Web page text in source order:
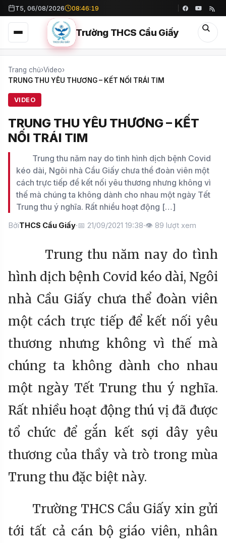
T5, 06/08/2026 08:46:20
Trường THCS Cầu Giấy
Trang chủ›Video›
TRUNG THU YÊU THƯƠNG – KẾT NỐI TRÁI TIM
VIDEO
TRUNG THU YÊU THƯƠNG – KẾT
NỐI TRÁI TIM
Trung thu năm nay do tình hình dịch bệnh Covid
kéo dài, Ngôi nhà Cầu Giấy chưa thể đoàn viên một
cách trực tiếp để kết nối yêu thương nhưng không vì
thế mà chúng ta không dành cho nhau một ngày Tết
Trung thu ý nghĩa. Rất nhiều hoạt động […]
BởiTHCS Cầu Giấy·📅 21/09/2021 19:38·👁 89 lượt xem
Trung thu năm nay do tình
hình dịch bệnh Covid kéo dài, Ngôi
nhà Cầu Giấy chưa thể đoàn viên
một cách trực tiếp để kết nối yêu
thương nhưng không vì thế mà
chúng ta không dành cho nhau
một ngày Tết Trung thu ý nghĩa.
Rất nhiều hoạt động thú vị đã được
tổ chức để gắn kết sợi dây yêu
thương của thầy và trò trong mùa
Trung thu đặc biệt này.
Trường THCS Cầu Giấy xin gửi
tới tất cả cán bộ giáo viên, nhân